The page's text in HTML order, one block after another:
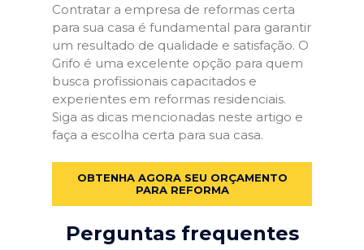
Contratar a empresa de reformas certa
para sua casa é fundamental para garantir
um resultado de qualidade e satisfação. O
Grifo é uma excelente opção para quem
busca profissionais capacitados e
experientes em reformas residenciais.
Siga as dicas mencionadas neste artigo e
faça a escolha certa para sua casa.
OBTENHA AGORA SEU ORÇAMENTO
PARA REFORMA
Perguntas frequentes